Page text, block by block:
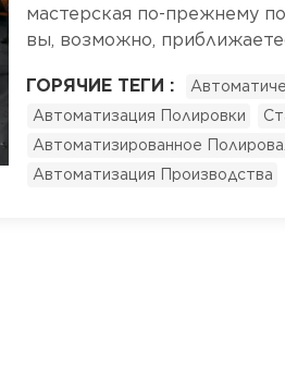
мастерская по-прежнему
вы, возможно,
автоматизированную
рабочую силу растут
заработной платы
неизменной, это
ГОРЯЧИЕ ТЕГИ :
Автоматизация Полировки
Автоматизированное
Автоматизация Производства